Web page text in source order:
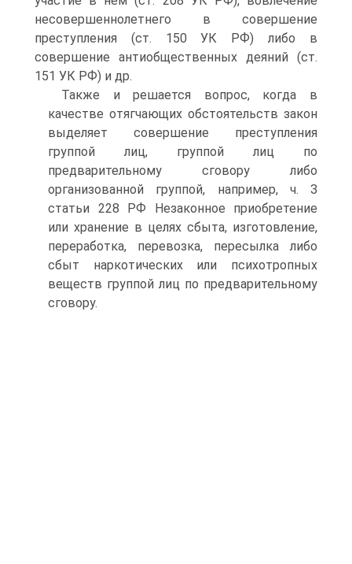
несовершеннолетнего в совершение
преступления (ст. 150 УК РФ) либо в
совершение антиобщественных деяний (ст.
151 УК РФ) и др.
Также и решается вопрос, когда в
качестве отягчающих обстоятельств закон
выделяет совершение преступления
группой лиц, группой лиц по
предварительному сговору либо
организованной группой, например, ч. З
статьи 228 РФ Незаконное приобретение
или хранение в целях сбыта, изготовление,
переработка, перевозка, пересылка либо
сбыт наркотических или психотропных
веществ группой лиц по предварительному
сговору.